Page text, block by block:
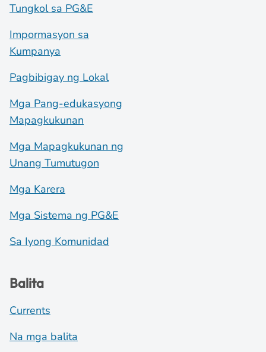
Tungkol sa PG&E
Impormasyon sa
Kumpanya
Pagbibigay ng Lokal
Mga Pang-edukasyong
Mapagkukunan
Mga Mapagkukunan ng
Unang Tumutugon
Mga Karera
Mga Sistema ng PG&E
Sa Iyong Komunidad
Balita
Currents
Na mga balita